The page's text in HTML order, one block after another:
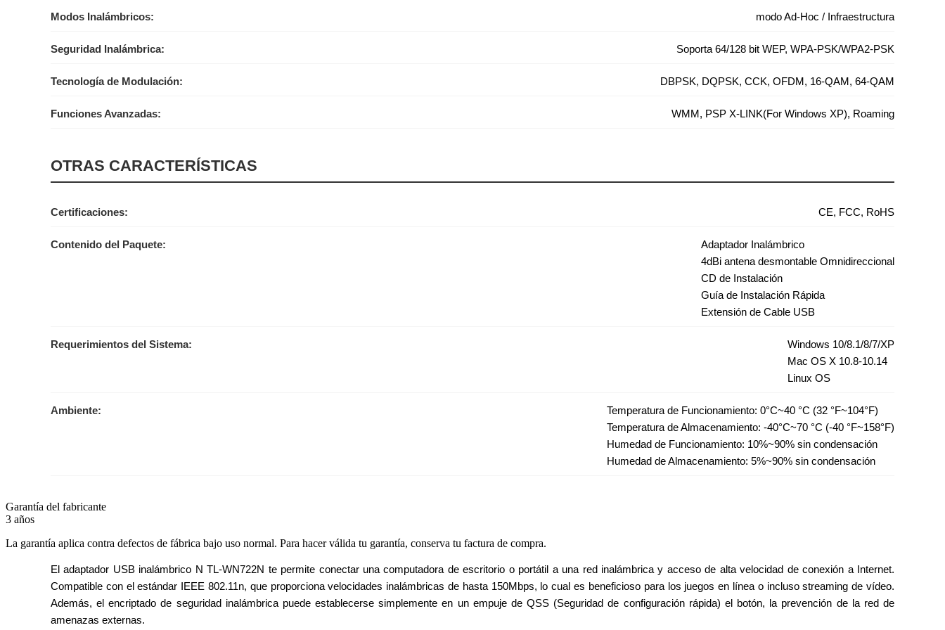
Modos Inalámbricos: modo Ad-Hoc / Infraestructura
Seguridad Inalámbrica: Soporta 64/128 bit WEP, WPA-PSK/WPA2-PSK
Tecnología de Modulación: DBPSK, DQPSK, CCK, OFDM, 16-QAM, 64-QAM
Funciones Avanzadas: WMM, PSP X-LINK(For Windows XP), Roaming
OTRAS CARACTERÍSTICAS
Certificaciones: CE, FCC, RoHS
Contenido del Paquete:
Adaptador Inalámbrico
4dBi antena desmontable Omnidireccional
CD de Instalación
Guía de Instalación Rápida
Extensión de Cable USB
Requerimientos del Sistema:
Windows 10/8.1/8/7/XP
Mac OS X 10.8-10.14
Linux OS
Ambiente:
Temperatura de Funcionamiento: 0°C~40 °C (32 °F~104°F)
Temperatura de Almacenamiento: -40°C~70 °C (-40 °F~158°F)
Humedad de Funcionamiento: 10%~90% sin condensación
Humedad de Almacenamiento: 5%~90% sin condensación
Garantía del fabricante
3 años
La garantía aplica contra defectos de fábrica bajo uso normal. Para hacer válida tu garantía, conserva tu factura de compra.
El adaptador USB inalámbrico N TL-WN722N te permite conectar una computadora de escritorio o portátil a una red inalámbrica y acceso de alta velocidad de conexión a Internet.
Compatible con el estándar IEEE 802.11n, que proporciona velocidades inalámbricas de hasta 150Mbps, lo cual es beneficioso para los juegos en línea o incluso streaming de vídeo.
Además, el encriptado de seguridad inalámbrica puede establecerse simplemente en un empuje de QSS (Seguridad de configuración rápida) el botón, la prevención de la red de
amenazas externas.